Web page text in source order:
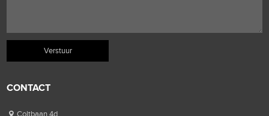
CONTACT
Coltbaan 4d